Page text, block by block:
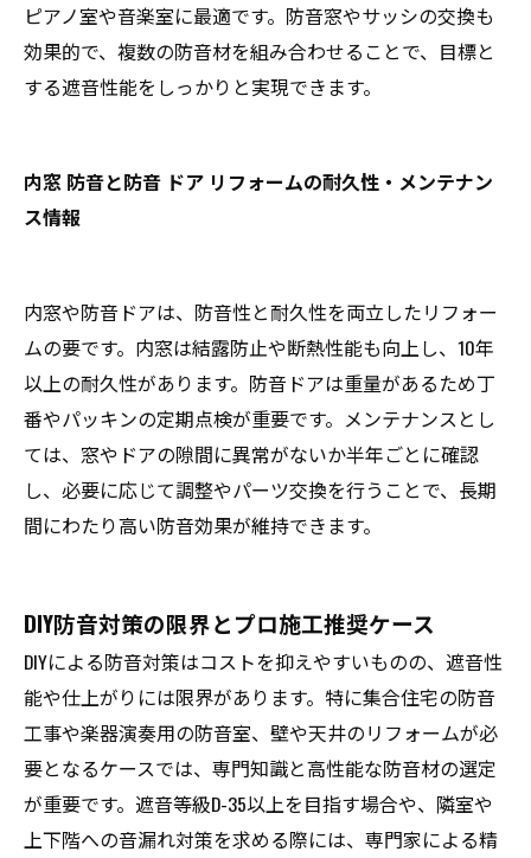
ピアノ室や音楽室に最適です。防音窓やサッシの交換も
効果的で、複数の防音材を組み合わせることで、目標と
する遮音性能をしっかりと実現できます。
内窓 防音と防音 ドア リフォームの耐久性・メンテナン
ス情報
内窓や防音ドアは、防音性と耐久性を両立したリフォー
ムの要です。内窓は結露防止や断熱性能も向上し、10年
以上の耐久性があります。防音ドアは重量があるため丁
番やパッキンの定期点検が重要です。メンテナンスとし
ては、窓やドアの隙間に異常がないか半年ごとに確認
し、必要に応じて調整やパーツ交換を行うことで、長期
間にわたり高い防音効果が維持できます。
DIY防音対策の限界とプロ施工推奨ケース
DIYによる防音対策はコストを抑えやすいものの、遮音性
能や仕上がりには限界があります。特に集合住宅の防音
工事や楽器演奏用の防音室、壁や天井のリフォームが必
要となるケースでは、専門知識と高性能な防音材の選定
が重要です。遮音等級D-35以上を目指す場合や、隣室や
上下階への音漏れ対策を求める際には、専門家による精